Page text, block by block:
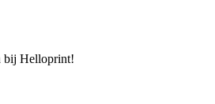
bij Helloprint!